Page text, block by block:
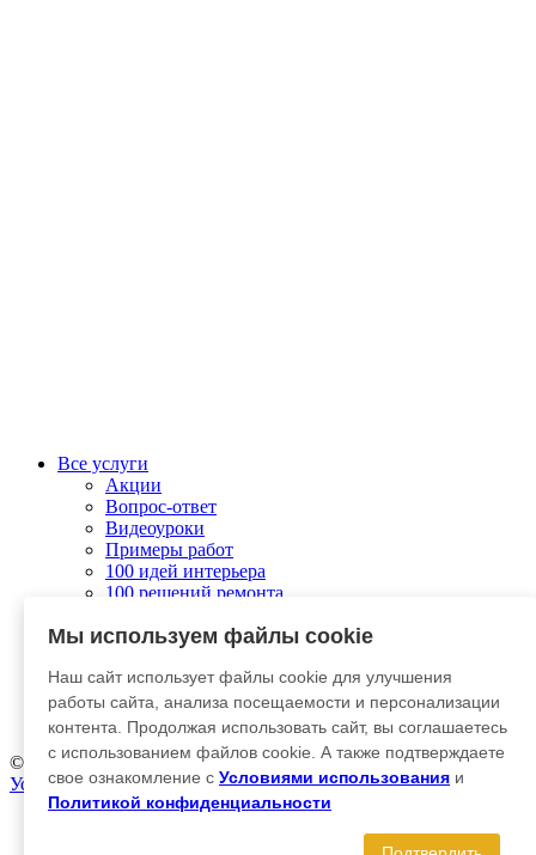
Все услуги
Акции
Вопрос-ответ
Видеоуроки
Примеры работ
100 идей интерьера
100 решений ремонта
О компании
Отправить заявку
Личный кабинет
Гарантия и возврат
© 2012-2025 Kraska-Dekor
Условия использования | Политика конфиденциальности
Мы используем файлы cookie
Наш сайт использует файлы cookie для улучшения
работы сайта, анализа посещаемости и персонализации
контента. Продолжая использовать сайт, вы соглашаетесь
с использованием файлов cookie. А также подтверждаете
свое ознакомление с Условиями использования и
Политикой конфиденциальности